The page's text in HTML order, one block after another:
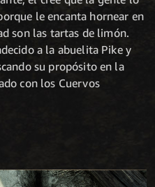
le encanta hornear en
son las tartas de limón.
a la abuelita Pike y
su propósito en la
con los Cuervos